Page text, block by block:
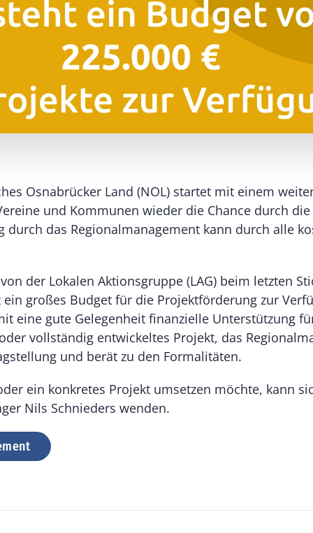
Osnabrücker Land (NOL) startet mit einem
und Kommunen wieder die Chance durch
durch das Regionalmanagement kann durch alle
der Lokalen Aktionsgruppe (LAG) beim letzten
großes Budget für die Projektförderung zur
eine gute Gelegenheit finanzielle Unterstützung
vollständig entwickeltes Projekt, das
und berät zu den Formalitäten.
ein konkretes Projekt umsetzen möchte, kann
Nils Schnieders wenden.